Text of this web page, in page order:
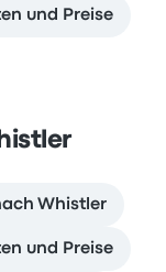
und Preise
Whistler
und Preise